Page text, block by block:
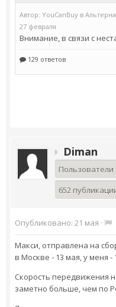
Diman
Пользователи
652
Опубликовано: 21 мая ·
Макси, отправлена на
в Москве - 13 мая, у меня -
Скорость передвижения
заметно больше, чем по